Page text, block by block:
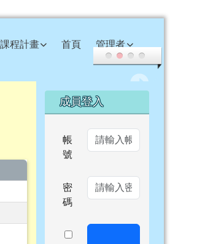
課程計畫 首頁 管理者
右邊區域內容
成員登入
帳
號
密
碼